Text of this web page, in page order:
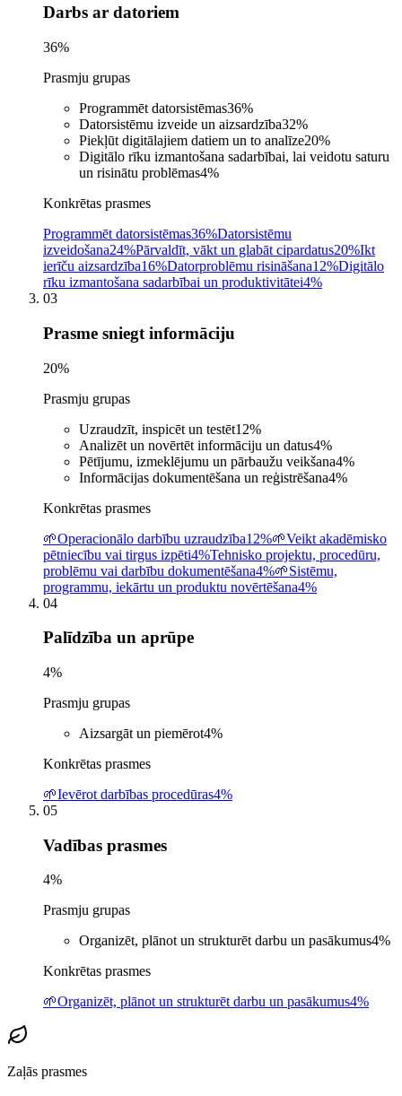
Darbs ar datoriem
36%
Prasmju grupas
Programmēt datorsistēmas36%
Datorsistēmu izveide un aizsardzība32%
Piekļūt digitālajiem datiem un to analīze20%
Digitālo rīku izmantošana sadarbībai, lai veidotu saturu
un risinātu problēmas4%
Konkrētas prasmes
Programmēt datorsistēmas36%Datorsistēmu
izveidošana24%Pārvaldīt, vākt un glabāt cipardatus20%Ikt
ierīču aizsardzība16%Datorproblēmu risināšana12%Digitālo
rīku izmantošana sadarbībai un produktivitātei4%
03
Prasme sniegt informāciju
20%
Prasmju grupas
Uzraudzīt, inspicēt un testēt12%
Analizēt un novērtēt informāciju un datus4%
Pētījumu, izmeklējumu un pārbaužu veikšana4%
Informācijas dokumentēšana un reģistrēšana4%
Konkrētas prasmes
🌱Operacionālo darbību uzraudzība12%🌱Veikt akadēmisko
pētniecību vai tirgus izpēti4%Tehnisko projektu, procedūru,
problēmu vai darbību dokumentēšana4%🌱Sistēmu,
programmu, iekārtu un produktu novērtēšana4%
04
Palīdzība un aprūpe
4%
Prasmju grupas
Aizsargāt un piemērot4%
Konkrētas prasmes
🌱Ievērot darbības procedūras4%
05
Vadības prasmes
4%
Prasmju grupas
Organizēt, plānot un strukturēt darbu un pasākumus4%
Konkrētas prasmes
🌱Organizēt, plānot un strukturēt darbu un pasākumus4%
Zaļās prasmes